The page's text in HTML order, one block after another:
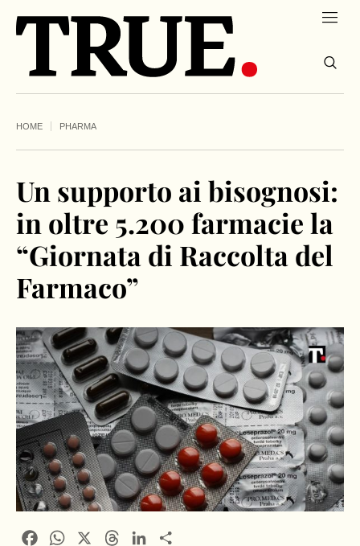
HOME PHARMA
Un supporto ai bisognosi:
in oltre 5.200 farmacie la
“Giornata di Raccolta del
Farmaco”
FacebookWhatsApp ThreadsLinkedIn